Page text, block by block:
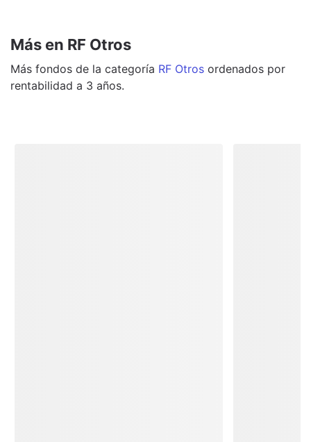
Más en RF Otros
Más fondos de la categoría RF Otros ordenados por
rentabilidad a 3 años.